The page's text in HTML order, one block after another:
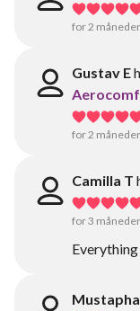
for 2
Gustav E
for 2
Camilla T
for 3